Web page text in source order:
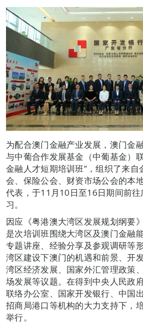
为配合澳门金融产业发展，澳门金
与中葡合作发展基金（中葡基金）
金融人才短期培训班”，组织了来自
会、保险公会、财资市场公会的本
代表，于11月10日至16日期间前往
习。
因应《粤港澳大湾区发展规划纲要
是次培训班围绕大湾区及澳门金融
专题讲座、经验分享及参观调研等
湾区建设下澳门的机遇和前景、开
湾区经济发展、国家外汇管理政策
场发展等议题。在得到中央人民政
联络办公室、国家开发银行、中国
招商局港口等机构的大力支持下，
举行。